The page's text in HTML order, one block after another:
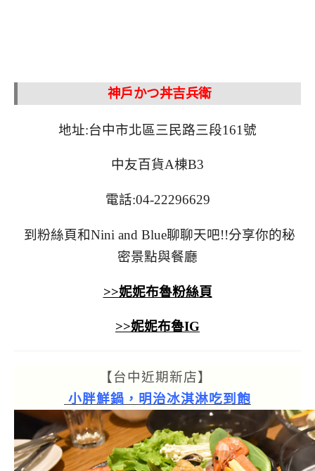
神戶かつ丼吉兵衛
地址:台中市北區三民路三段161號
中友百貨A棟B3
電話:04-22296629
到粉絲頁和Nini and Blue聊聊天吧!!分享你的秘
密景點與餐廳
>>妮妮布魯粉絲頁
>>妮妮布魯IG
【台中近期新店】
小胖鮮鍋 ，明治冰淇淋吃到飽